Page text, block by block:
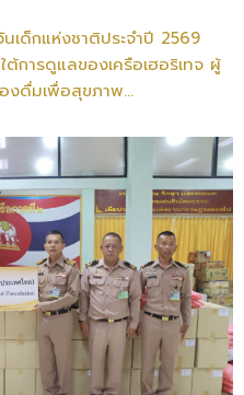
เด็กแห่งชาติประจำปี 2569
ต้การดูแลของเครือเฮอริเทจ ผู้
งดื่มเพื่อสุขภาพ...